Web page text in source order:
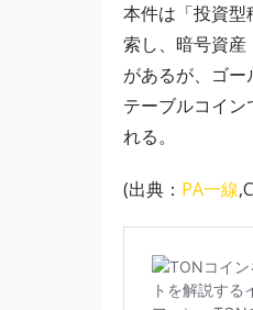
本件は「投資型
索し、暗号資
があるが、ゴ
テーブルコイ
れる。
(出典： PA一線